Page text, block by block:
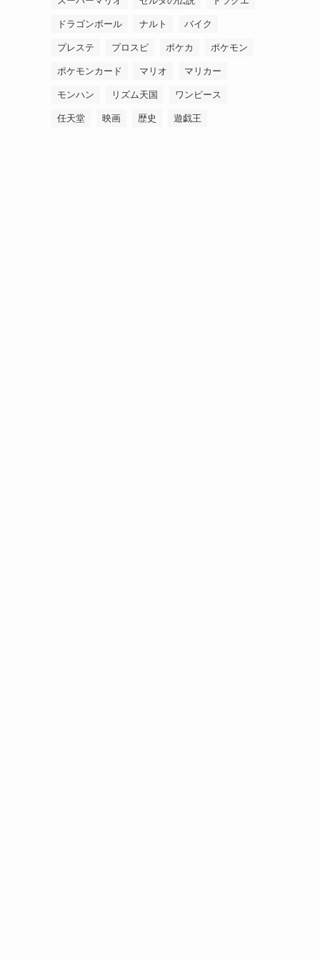
ドラゴンボール ナルト バイク
プレステ プロスピ ポケカ ポケモン
ポケモンカード マリオ マリカー
モンハン リズム天国 ワンピース
任天堂 映画 歴史 遊戯王